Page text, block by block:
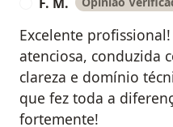
Excelente
atenciosa, conduzida
clareza e domínio
que fez toda a
fortemente!